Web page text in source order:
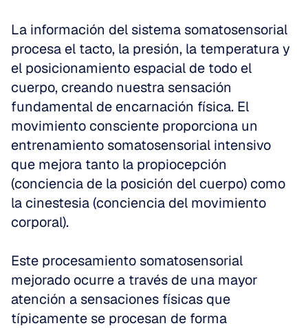
La información del sistema somatosensorial
procesa el tacto, la presión, la temperatura y
el posicionamiento espacial de todo el
cuerpo, creando nuestra sensación
fundamental de encarnación física. El
movimiento consciente proporciona un
entrenamiento somatosensorial intensivo
que mejora tanto la propiocepción
(conciencia de la posición del cuerpo) como
la cinestesia (conciencia del movimiento
corporal).
Este procesamiento somatosensorial
mejorado ocurre a través de una mayor
atención a sensaciones físicas que
típicamente se procesan de forma